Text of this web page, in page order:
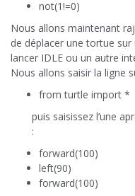
not(1!=0)
Nous allons maintenant
de déplacer une tortue
lancer IDLE ou un autre
Nous allons saisir la ligne
from turtle import *
puis saisissez l’une
:
forward(100)
left(90)
forward(100)